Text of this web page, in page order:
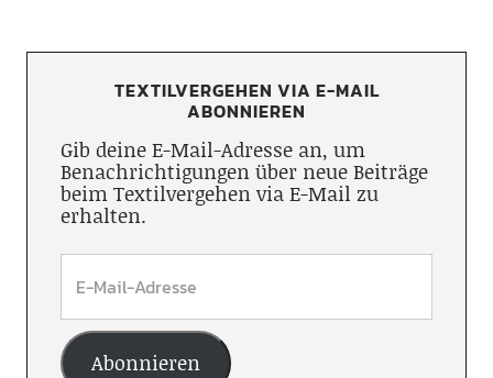
TEXTILVERGEHEN VIA E-MAIL
ABONNIEREN
Gib deine E-Mail-Adresse an, um
Benachrichtigungen über neue Beiträge
beim Textilvergehen via E-Mail zu
erhalten.
Abonnieren